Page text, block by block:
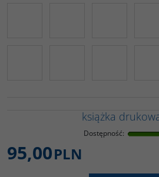
książka
Dostępność:
95,00PLN